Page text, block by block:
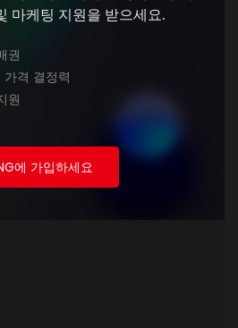
마케팅 지원을 받으세요.
권
격 결정력
원
에 가입하세요